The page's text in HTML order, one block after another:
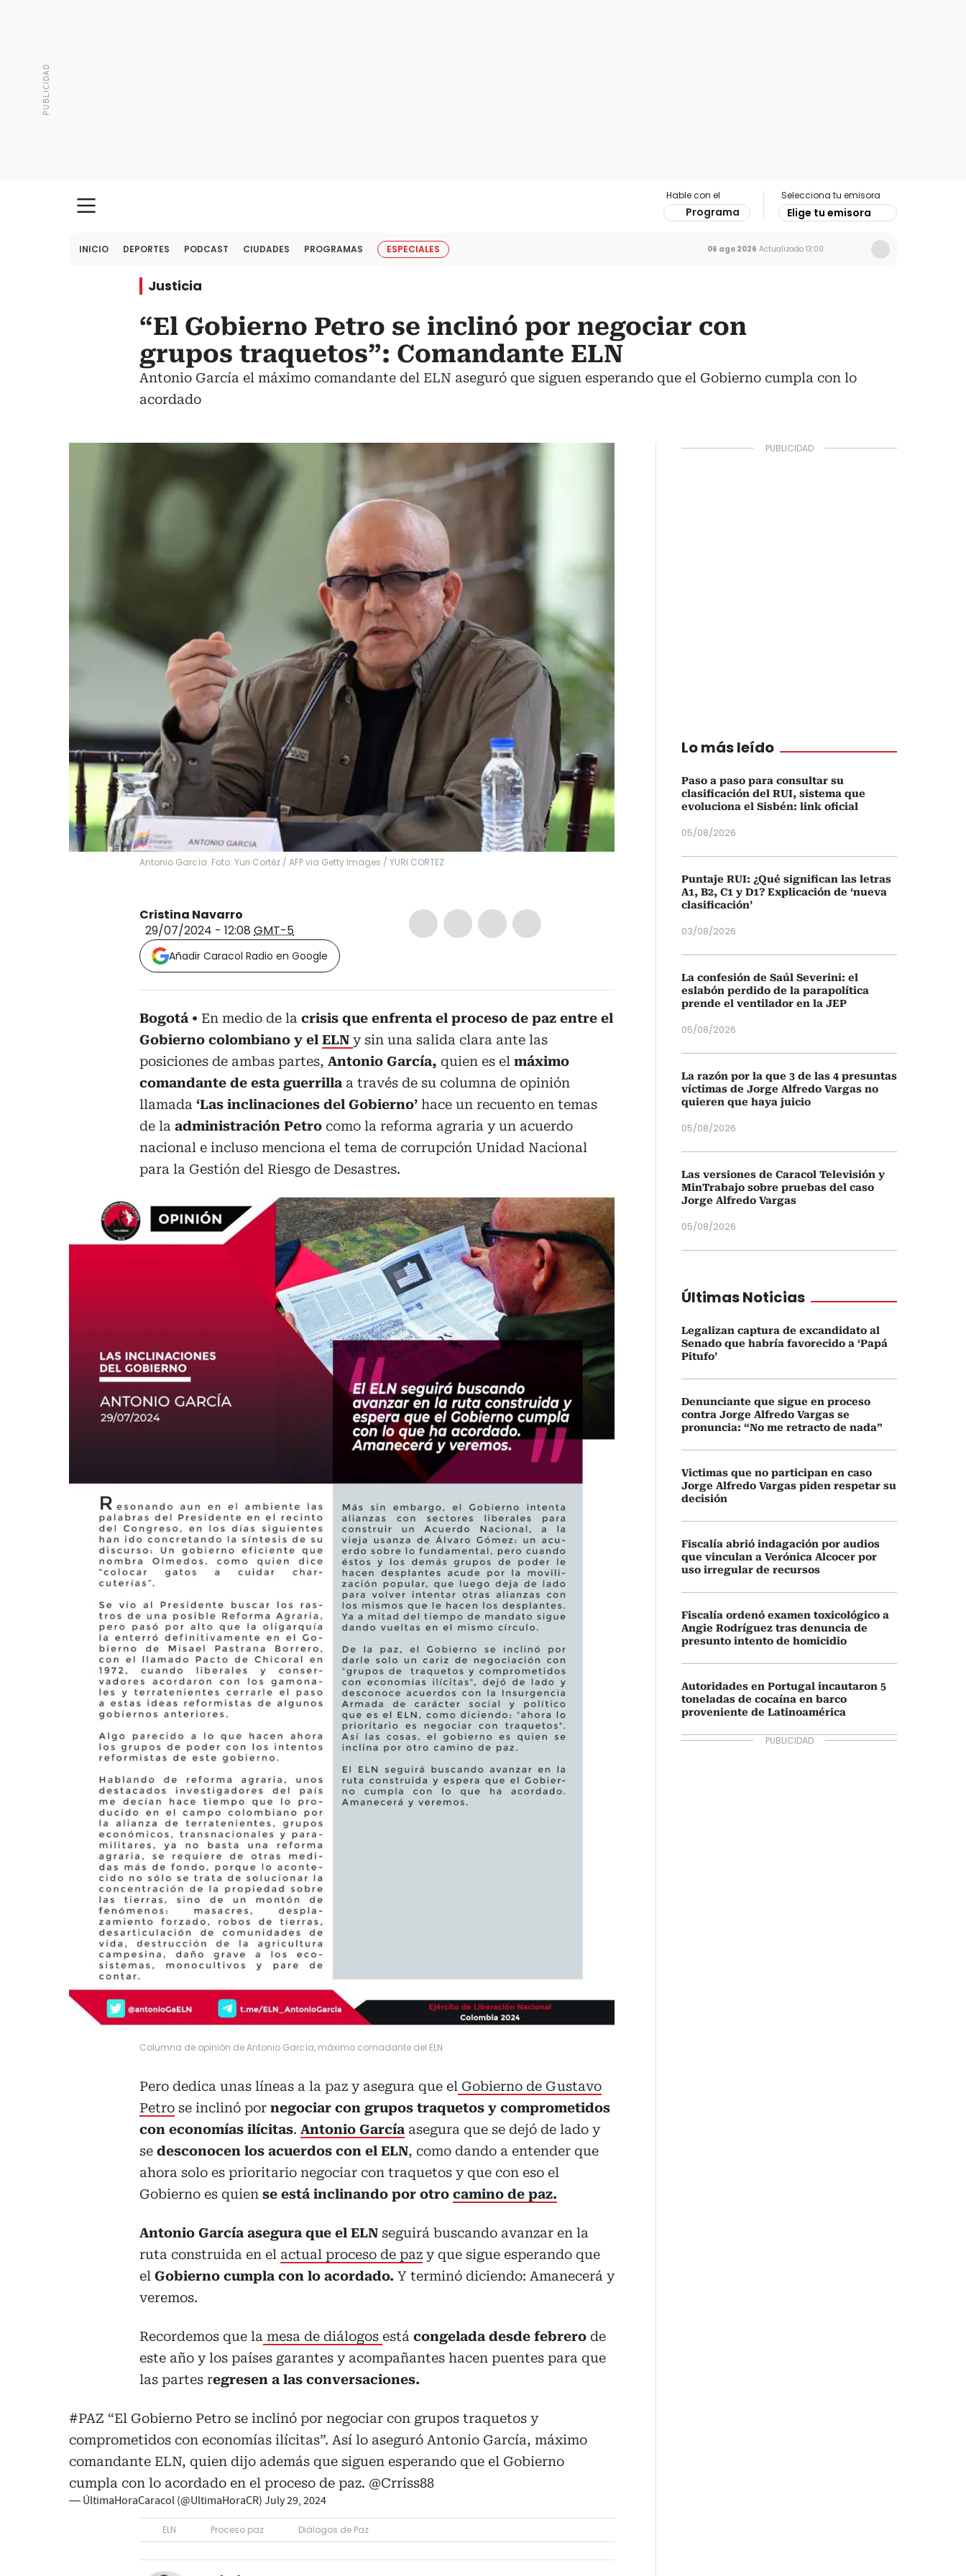
Hable con el
Programa
Selecciona tu emisora
Elige tu emisora
INICIO DEPORTES PODCAST CIUDADES PROGRAMAS ESPECIALES 06 ago 2026 Actualizado 13:00
Justicia
“El Gobierno Petro se inclinó por negociar con
grupos traquetos”: Comandante ELN
Antonio García el máximo comandante del ELN aseguró que siguen esperando que el Gobierno cumpla con lo
acordado
Antonio García. Foto: Yuri Cortéz / AFP via Getty Images / YURI CORTEZ
Cristina Navarro
29/07/2024 - 12:08 GMT-5
Añadir Caracol Radio en Google
Bogotá En medio de la crisis que enfrenta el proceso de paz entre el
Gobierno colombiano y el ELN y sin una salida clara ante las
posiciones de ambas partes, Antonio García, quien es el máximo
comandante de esta guerrilla a través de su columna de opinión
llamada ‘Las inclinaciones del Gobierno’ hace un recuento en temas
de la administración Petro como la reforma agraria y un acuerdo
nacional e incluso menciona el tema de corrupción Unidad Nacional
para la Gestión del Riesgo de Desastres.
Columna de opinión de Antonio García, máximo comadante del ELN
Pero dedica unas líneas a la paz y asegura que el Gobierno de Gustavo
Petro se inclinó por negociar con grupos traquetos y comprometidos
con economías ilícitas. Antonio García asegura que se dejó de lado y
se desconocen los acuerdos con el ELN, como dando a entender que
ahora solo es prioritario negociar con traquetos y que con eso el
Gobierno es quien se está inclinando por otro camino de paz.
Antonio García asegura que el ELN seguirá buscando avanzar en la
ruta construida en el actual proceso de paz y que sigue esperando que
el Gobierno cumpla con lo acordado. Y terminó diciendo: Amanecerá y
veremos.
Recordemos que la mesa de diálogos está congelada desde febrero de
este año y los países garantes y acompañantes hacen puentes para que
las partes regresen a las conversaciones.
#PAZ “El Gobierno Petro se inclinó por negociar con grupos traquetos y
comprometidos con economías ilícitas”. Así lo aseguró Antonio García, máximo
comandante ELN, quien dijo además que siguen esperando que el Gobierno
cumpla con lo acordado en el proceso de paz. @Crriss88
— ÚltimaHoraCaracol (@UltimaHoraCR) July 29, 2024
ELN Proceso paz Diálogos de Paz
Lo más leído
Paso a paso para consultar su
clasificación del RUI, sistema que
evoluciona el Sisbén: link oficial
05/08/2026
Puntaje RUI: ¿Qué significan las letras
A1, B2, C1 y D1? Explicación de ‘nueva
clasificación’
03/08/2026
La confesión de Saúl Severini: el
eslabón perdido de la parapolítica
prende el ventilador en la JEP
05/08/2026
La razón por la que 3 de las 4 presuntas
víctimas de Jorge Alfredo Vargas no
quieren que haya juicio
05/08/2026
Las versiones de Caracol Televisión y
MinTrabajo sobre pruebas del caso
Jorge Alfredo Vargas
05/08/2026
Últimas Noticias
Legalizan captura de excandidato al
Senado que habría favorecido a ‘Papá
Pitufo’
Denunciante que sigue en proceso
contra Jorge Alfredo Vargas se
pronuncia: “No me retracto de nada”
Victimas que no participan en caso
Jorge Alfredo Vargas piden respetar su
decisión
Fiscalía abrió indagación por audios
que vinculan a Verónica Alcocer por
uso irregular de recursos
Fiscalía ordenó examen toxicológico a
Angie Rodríguez tras denuncia de
presunto intento de homicidio
Autoridades en Portugal incautaron 5
toneladas de cocaína en barco
proveniente de Latinoamérica